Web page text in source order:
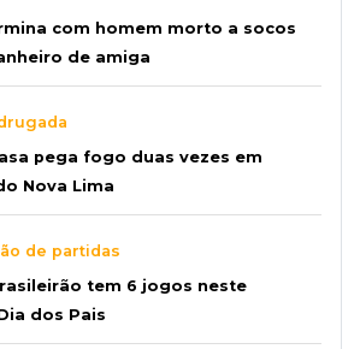
com homem morto a socos
de amiga
pega fogo duas vezes em
Nova Lima
de partidas
tem 6 jogos neste
dos Pais